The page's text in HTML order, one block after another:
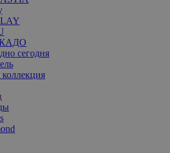
сегодня